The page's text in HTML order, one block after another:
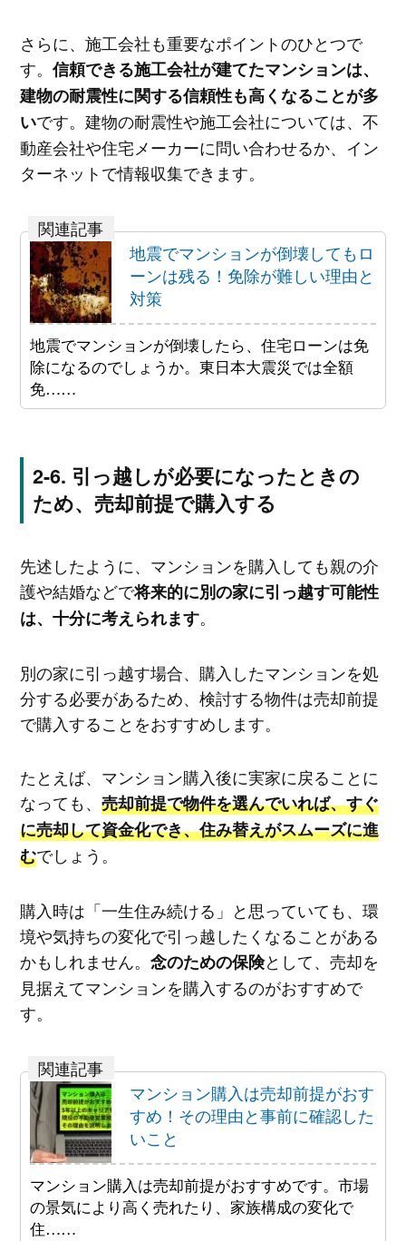
さらに、施工会社も重要なポイントのひとつで
す。 信頼できる施工会社が建てたマンションは、
建物の耐震性に関する信頼性も高くなることが多
いです。建物の耐震性や施工会社については、不
動産会社や住宅メーカーに問い合わせるか、イン
ターネットで情報収集できます。
地震でマンションが倒壊してもロ
ーンは残る！免除が難しい理由と
対策
地震でマンションが倒壊したら、住宅ローンは免
除になるのでしょうか。東日本大震災では全額
免……
引っ越しが必要になったときの
ため、売却前提で購入する
先述したように、マンションを購入しても親の介
護や結婚などで将来的に別の家に引っ越す可能性
は、十分に考えられます。
別の家に引っ越す場合、購入したマンションを処
分する必要があるため、検討する物件は売却前提
で購入することをおすすめします。
たとえば、マンション購入後に実家に戻ることに
なっても、 売却前提で物件を選んでいれば、すぐ
に売却して資金化でき、住み替えがスムーズに進
むでしょう。
購入時は「一生住み続ける」と思っていても、環
境や気持ちの変化で引っ越したくなることがある
かもしれません。 念のための保険として、売却を
見据えてマンションを購入するのがおすすめで
す。
マンション購入は売却前提がおす
すめ！その理由と事前に確認した
いこと
マンション購入は売却前提がおすすめです。市場
の景気により高く売れたり、家族構成の変化で
住……